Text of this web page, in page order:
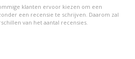
klanten ervoor kiezen om een
een recensie te schrijven. Daarom zal
van het aantal recensies.